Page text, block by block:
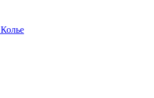
Колье